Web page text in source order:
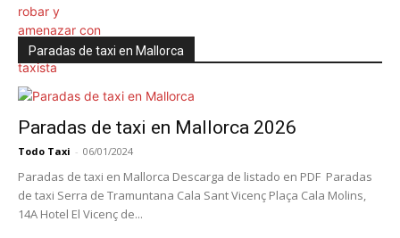
Paradas de taxi en Mallorca
Paradas de taxi en Mallorca 2026
Todo Taxi - 06/01/2024
Paradas de taxi en Mallorca Descarga de listado en PDF Paradas
de taxi Serra de Tramuntana Cala Sant Vicenç Plaça Cala Molins,
14A Hotel El Vicenç de...